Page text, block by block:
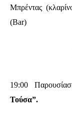
Μπρέντας
(Bar)
19:00
Τούσα”.